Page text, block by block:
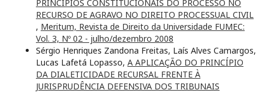
PRINCÍPIOS CONSTITUCIONAIS DO PROCESSO NO
RECURSO DE AGRAVO NO DIREITO PROCESSUAL CIVIL
, Meritum, Revista de Direito da Universidade FUMEC:
Vol. 3, Nº 02 - julho/dezembro 2008
Sérgio Henriques Zandona Freitas, Laís Alves Camargos,
Lucas Lafetá Lopasso, A APLICAÇÃO DO PRINCÍPIO
DA DIALETICIDADE RECURSAL FRENTE À
JURISPRUDÊNCIA DEFENSIVA DOS TRIBUNAIS